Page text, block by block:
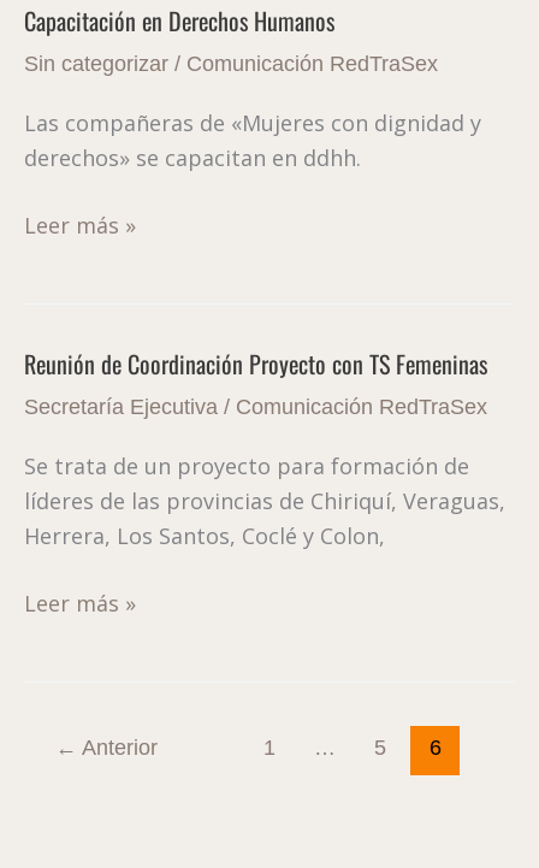
Capacitación en Derechos Humanos
Sin categorizar / Comunicación RedTraSex
Las compañeras de «Mujeres con dignidad y
derechos» se capacitan en ddhh.
Capacitación
en
Humanos
Leer más »
Reunión de Coordinación Proyecto con TS Femeninas
Secretaría Ejecutiva / Comunicación RedTraSex
Se trata de un proyecto para formación de
líderes de las provincias de Chiriquí, Veraguas,
Herrera, Los Santos, Coclé y Colon,
Reunión
de
Proyecto
con
TS
Leer más »
← Anterior 1 … 5 6